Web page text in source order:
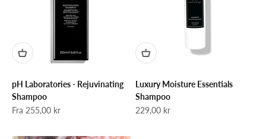
pH Laboratories - Rejuvinating
Shampoo
Salgspris
Fra 255,00 kr
Luxury Moisture Essentials
Shampoo
Salgspris
229,00 kr